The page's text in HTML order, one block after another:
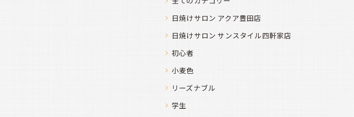
日焼けサロン アクア豊田店
日焼けサロン サンスタイル四軒家店
初心者
小麦色
リーズナブル
学生